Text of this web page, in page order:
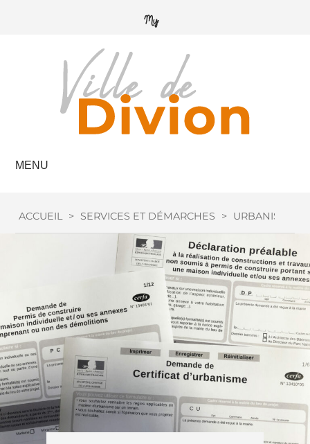
MENU
ACCUEIL > SERVICES ET DÉMARCHES > URBANISME